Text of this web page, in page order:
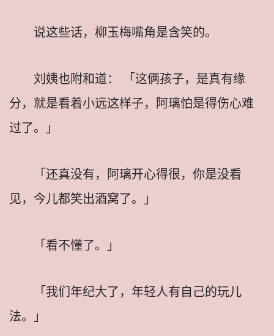
说这些话，柳玉梅嘴角是含笑的。
刘姨也附和道： 「这俩孩子，是真有缘
分，就是看着小远这样子，阿璃怕是得伤心难
过了。」
「还真没有，阿璃开心得很，你是没看
见，今儿都笑出酒窝了。」
「看不懂了。」
「我们年纪大了，年轻人有自己的玩儿
法。」